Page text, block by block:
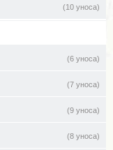
(10 уноса)
(6 уноса)
(7 уноса)
(9 уноса)
(8 уноса)